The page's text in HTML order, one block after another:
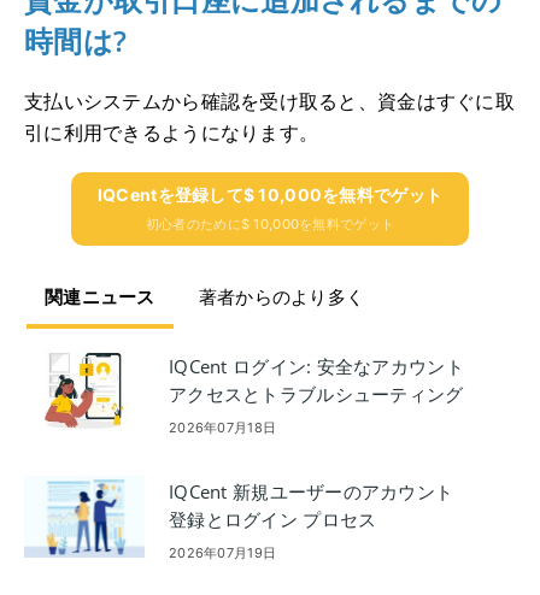
時間は?
支払いシステムから確認を受け取ると、資金はすぐに取
引に利用できるようになります。
IQCentを登録して$ 10,000を無料でゲット
初心者のために$ 10,000を無料でゲット
関連ニュース 著者からのより多く
IQCent ログイン: 安全なアカウント
アクセスとトラブルシューティング
2026年07月18日
IQCent 新規ユーザーのアカウント
登録とログイン プロセス
2026年07月19日